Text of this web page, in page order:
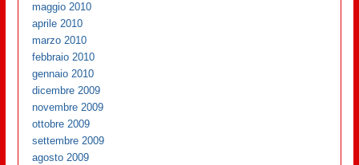
maggio 2010
aprile 2010
marzo 2010
febbraio 2010
gennaio 2010
dicembre 2009
novembre 2009
ottobre 2009
settembre 2009
agosto 2009